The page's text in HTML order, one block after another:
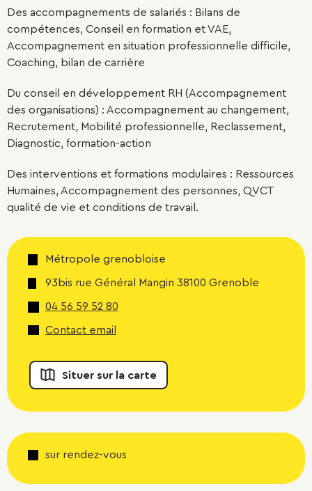
Des accompagnements de salariés : Bilans de
compétences, Conseil en formation et VAE,
Accompagnement en situation professionnelle difficile,
Coaching, bilan de carrière
Du conseil en développement RH (Accompagnement
des organisations) : Accompagnement au changement,
Recrutement, Mobilité professionnelle, Reclassement,
Diagnostic, formation-action
Des interventions et formations modulaires : Ressources
Humaines, Accompagnement des personnes, QVCT
qualité de vie et conditions de travail.
Métropole grenobloise
93bis rue Général Mangin 38100 Grenoble
04 56 59 52 80
Contact email
Situer sur la carte
sur rendez-vous